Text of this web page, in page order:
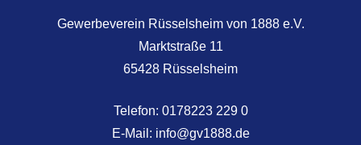
Gewerbeverein Rüsselsheim von 1888 e.V.
Marktstraße 11
65428 Rüsselsheim
Telefon: 0178223 229 0
E-Mail: info@gv1888.de